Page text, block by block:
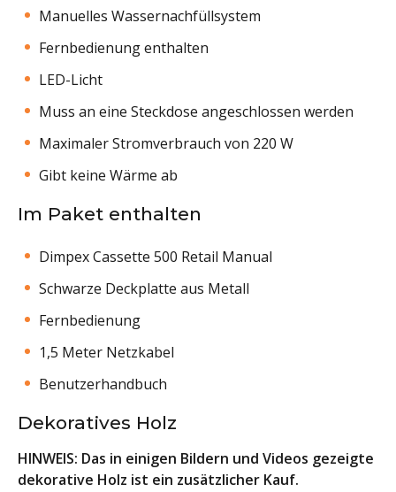
Manuelles Wassernachfüllsystem
Fernbedienung enthalten
LED-Licht
Muss an eine Steckdose angeschlossen werden
Maximaler Stromverbrauch von 220 W
Gibt keine Wärme ab
Im Paket enthalten
Dimpex Cassette 500 Retail Manual
Schwarze Deckplatte aus Metall
Fernbedienung
1,5 Meter Netzkabel
Benutzerhandbuch
Dekoratives Holz
HINWEIS: Das in einigen Bildern und Videos gezeigte
dekorative Holz ist ein zusätzlicher Kauf.